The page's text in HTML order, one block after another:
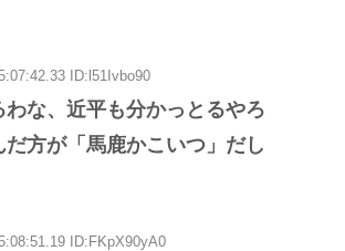
ID:l51Ivbo90
わな、近平も分かっとるやろ
方が「馬鹿かこいつ」だし
ID:FKpX90yA0